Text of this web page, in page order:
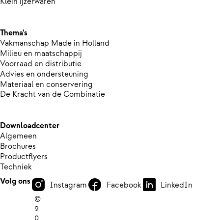
Thema’s
Vakmanschap Made in Holland
Milieu en maatschappij
Voorraad en distributie
Advies en ondersteuning
Materiaal en conservering
De Kracht van de Combinatie
Downloadcenter
Algemeen
Brochures
Productflyers
Techniek
Volg ons
Instagram Facebook
LinkedIn
©
2